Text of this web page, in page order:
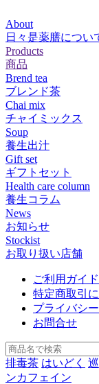
About
日々是薬膳につい
Products
商品
Brend tea
ブレンド茶
Chai mix
チャイミックス
Soup
養生出汁
Gift set
ギフトセット
Health care column
養生コラム
News
お知らせ
Stockist
お取り扱い店舗
ご利用ガイド
特定商取引
プライバシ
お問合せ
排毒茶 はいどく
ンカフェイン